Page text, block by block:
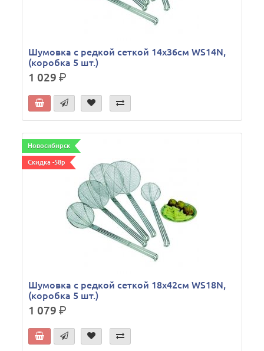
Шумовка с редкой сеткой 14х36см WS14N,
(коробка 5 шт.)
1 029р.
Новосибирск
Скидка -58р
Шумовка с редкой сеткой 18х42см WS18N,
(коробка 5 шт.)
1 079р.